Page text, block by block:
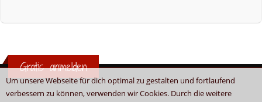
Um unsere Webseite für dich optimal zu gestalten und fortlaufend
verbessern zu können, verwenden wir Cookies. Durch die weitere
Gratis anmelden